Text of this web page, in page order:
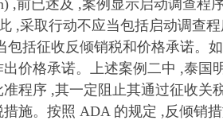
,前已述及 ,案例显示启动调查程
,采取行动不应当包括启动调查
包括征收反倾销税和价格承诺。
价格承诺。上述案例二中 ,泰国
程序 ,其一定阻止其通过征收关
措施。按照 ADA 的规定 ,反倾销